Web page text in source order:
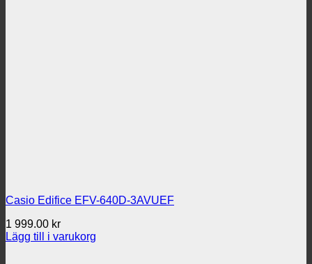
Casio Edifice EFV-640D-3AVUEF
1 999.00 kr
Lägg till i varukorg